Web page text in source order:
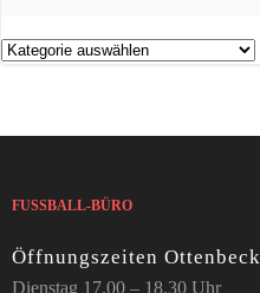
Kategorien
FUSSBALL-BÜRO
Öffnungszeiten Ottenbeck
Dienstag 17.00 – 18.30 Uhr